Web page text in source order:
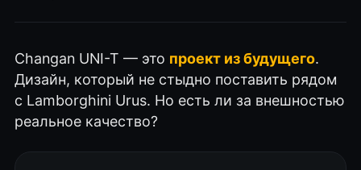
Changan UNI-T — это проект из будущего.
Дизайн, который не стыдно поставить рядом
с Lamborghini Urus. Но есть ли за внешностью
реальное качество?